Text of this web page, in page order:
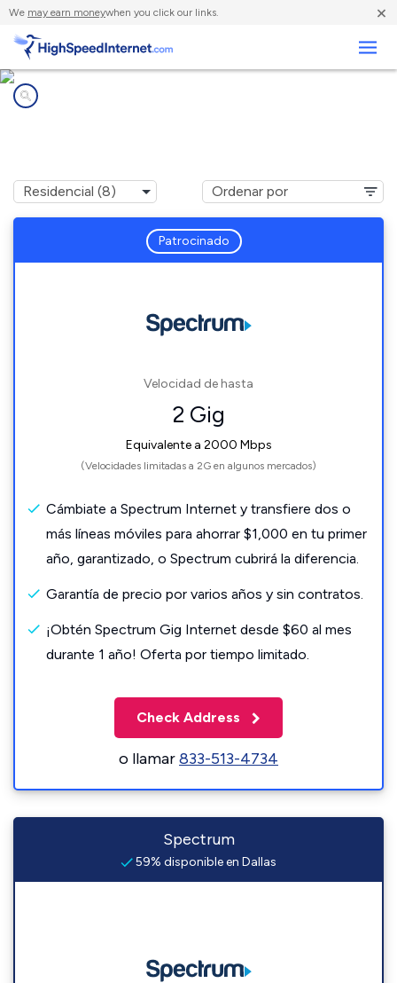
We may earn moneywhen you click our links. ×
Patrocinado
Velocidad de hasta
2 Gig
Equivalente a 2000 Mbps
(Velocidades limitadas a 2G en algunos mercados)
Cámbiate a Spectrum Internet y transfiere dos o
más líneas móviles para ahorrar $1,000 en tu primer
año, garantizado, o Spectrum cubrirá la diferencia.
Garantía de precio por varios años y sin contratos.
¡Obtén Spectrum Gig Internet desde $60 al mes
durante 1 año! Oferta por tiempo limitado.
Check Address
o llamar833-513-4734
Spectrum
59% disponible en Dallas